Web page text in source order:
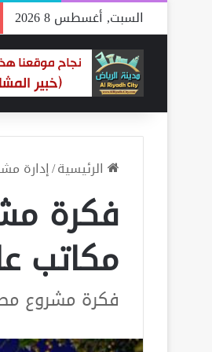
السبت, أغسطس 8 2026
الرئيسية/إدارة
مكاتب
فكرة مشروع